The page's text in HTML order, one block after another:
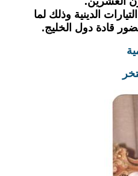
الدينية وذلك لما
قادة دول الخليج.